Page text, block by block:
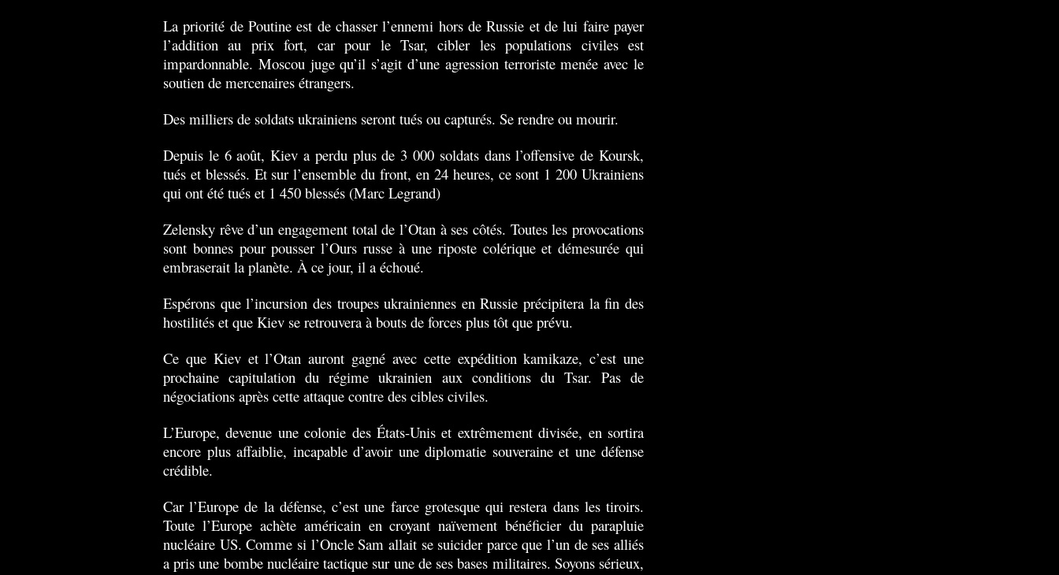
La priorité de Poutine est de chasser l’ennemi hors de Russie et de lui faire payer
l’addition au prix fort, car pour le Tsar, cibler les populations civiles est
impardonnable. Moscou juge qu’il s’agit d’une agression terroriste menée avec le
soutien de mercenaires étrangers.
Des milliers de soldats ukrainiens seront tués ou capturés. Se rendre ou mourir.
Depuis le 6 août, Kiev a perdu plus de 3 000 soldats dans l’offensive de Koursk,
tués et blessés. Et sur l’ensemble du front, en 24 heures, ce sont 1 200 Ukrainiens
qui ont été tués et 1 450 blessés (Marc Legrand)
Zelensky rêve d’un engagement total de l’Otan à ses côtés. Toutes les provocations
sont bonnes pour pousser l’Ours russe à une riposte colérique et démesurée qui
embraserait la planète. À ce jour, il a échoué.
Espérons que l’incursion des troupes ukrainiennes en Russie précipitera la fin des
hostilités et que Kiev se retrouvera à bouts de forces plus tôt que prévu.
Ce que Kiev et l’Otan auront gagné avec cette expédition kamikaze, c’est une
prochaine capitulation du régime ukrainien aux conditions du Tsar. Pas de
négociations après cette attaque contre des cibles civiles.
L’Europe, devenue une colonie des États-Unis et extrêmement divisée, en sortira
encore plus affaiblie, incapable d’avoir une diplomatie souveraine et une défense
crédible.
Car l’Europe de la défense, c’est une farce grotesque qui restera dans les tiroirs.
Toute l’Europe achète américain en croyant naïvement bénéficier du parapluie
nucléaire US. Comme si l’Oncle Sam allait se suicider parce que l’un de ses alliés
a pris une bombe nucléaire tactique sur une de ses bases militaires. Soyons sérieux,